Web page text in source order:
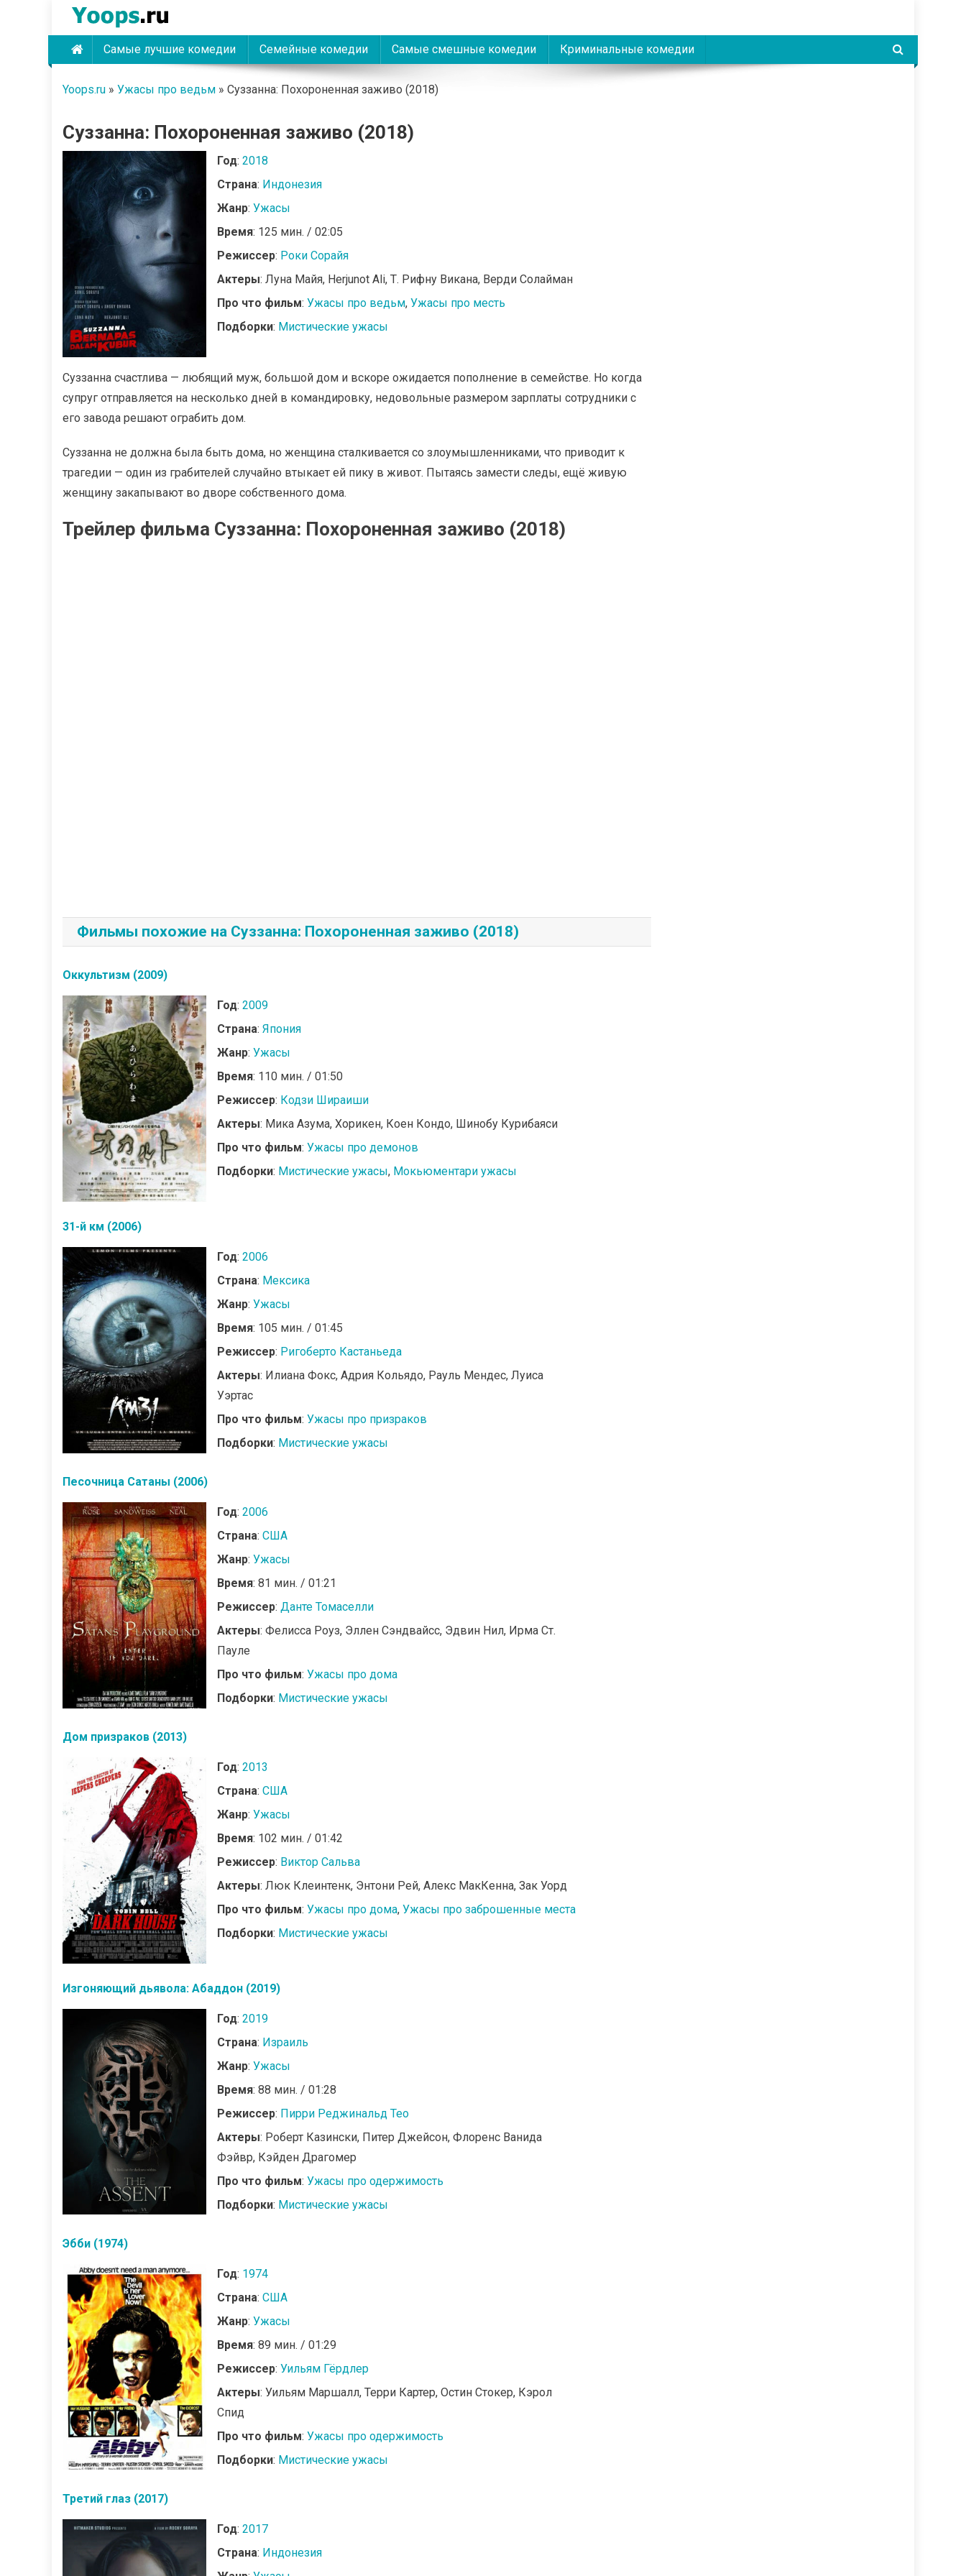
Skip
content
Yoops Самые лучшие комедии Семейные комедии Самые смешные комедии Криминальные комедии
Yoops.ru » Ужасы про ведьм » Суззанна: Похороненная заживо (2018)
Суззанна: Похороненная заживо (2018)
Год: 2018
Страна: Индонезия
Жанр: Ужасы
Время: 125 мин. / 02:05
Режиссер: Роки Сорайя
Актеры: Луна Майя, Herjunot Ali, Т. Рифну Викана, Верди Солайман
Про что фильм: Ужасы про ведьм, Ужасы про месть
Подборки: Мистические ужасы
Суззанна счастлива — любящий муж, большой дом и вскоре ожидается пополнение в семействе. Но когда
супруг отправляется на несколько дней в командировку, недовольные размером зарплаты сотрудники с
его завода решают ограбить дом.
Суззанна не должна была быть дома, но женщина сталкивается со злоумышленниками, что приводит к
трагедии — один из грабителей случайно втыкает ей пику в живот. Пытаясь замести следы, ещё живую
женщину закапывают во дворе собственного дома.
Трейлер фильма Суззанна: Похороненная заживо (2018)
Фильмы похожие на Суззанна: Похороненная заживо (2018)
Оккультизм (2009)
Год: 2009
Страна: Япония
Жанр: Ужасы
Время: 110 мин. / 01:50
Режиссер: Кодзи Шираиши
Актеры: Мика Азума, Хорикен, Коен Кондо, Шинобу Курибаяси
Про что фильм: Ужасы про демонов
Подборки: Мистические ужасы, Мокьюментари ужасы
31-й км (2006)
Год: 2006
Страна: Мексика
Жанр: Ужасы
Время: 105 мин. / 01:45
Режиссер: Ригоберто Кастаньеда
Актеры: Илиана Фокс, Адрия Кольядо, Рауль Мендес, Луиса
Уэртас
Про что фильм: Ужасы про призраков
Подборки: Мистические ужасы
Песочница Сатаны (2006)
Год: 2006
Страна: США
Жанр: Ужасы
Время: 81 мин. / 01:21
Режиссер: Данте Томаселли
Актеры: Фелисса Роуз, Эллен Сэндвайсс, Эдвин Нил, Ирма Ст.
Пауле
Про что фильм: Ужасы про дома
Подборки: Мистические ужасы
Дом призраков (2013)
Год: 2013
Страна: США
Жанр: Ужасы
Время: 102 мин. / 01:42
Режиссер: Виктор Сальва
Актеры: Люк Клеинтенк, Энтони Рей, Алекс МакКенна, Зак Уорд
Про что фильм: Ужасы про дома, Ужасы про заброшенные места
Подборки: Мистические ужасы
Изгоняющий дьявола: Абаддон (2019)
Год: 2019
Страна: Израиль
Жанр: Ужасы
Время: 88 мин. / 01:28
Режиссер: Пирри Реджинальд Тео
Актеры: Роберт Казински, Питер Джейсон, Флоренс Ванида
Фэйвр, Кэйден Драгомер
Про что фильм: Ужасы про одержимость
Подборки: Мистические ужасы
Эбби (1974)
Год: 1974
Страна: США
Жанр: Ужасы
Время: 89 мин. / 01:29
Режиссер: Уильям Гёрдлер
Актеры: Уильям Маршалл, Терри Картер, Остин Стокер, Кэрол
Спид
Про что фильм: Ужасы про одержимость
Подборки: Мистические ужасы
Третий глаз (2017)
Год: 2017
Страна: Индонезия